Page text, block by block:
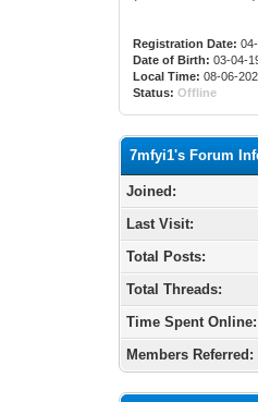
Registration Date:
Date of Birth: 03-04-
Local Time: 08-06-
Status: Offline
7mfyi1's Forum
Joined:
Last Visit:
Total Posts:
Total Threads:
Time Spent Online:
Members Referred: